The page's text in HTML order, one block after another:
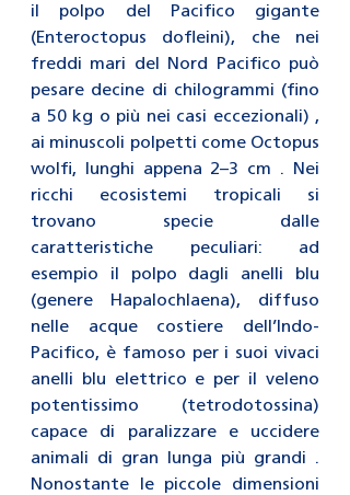
il polpo del Pacifico gigante
(Enteroctopus dofleini), che nei
freddi mari del Nord Pacifico può
pesare decine di chilogrammi (fino
a 50 kg o più nei casi eccezionali) ,
ai minuscoli polpetti come Octopus
wolfi, lunghi appena 2–3 cm . Nei
ricchi ecosistemi tropicali si
trovano specie dalle
caratteristiche peculiari: ad
esempio il polpo dagli anelli blu
(genere Hapalochlaena), diffuso
nelle acque costiere dell’Indo-
Pacifico, è famoso per i suoi vivaci
anelli blu elettrico e per il veleno
potentissimo (tetrodotossina)
capace di paralizzare e uccidere
animali di gran lunga più grandi .
Nonostante le piccole dimensioni